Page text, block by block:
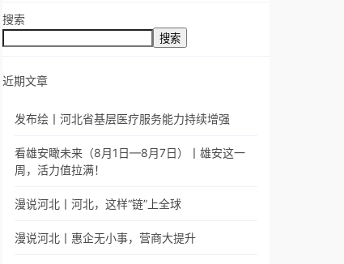
搜索
搜索
近期文章
发布绘丨河北省基层医疗服务能力持续增强
看雄安瞰未来（8月1日—8月7日）丨雄安这一
周，活力值拉满！
漫说河北丨河北，这样“链”上全球
漫说河北丨惠企无小事，营商大提升